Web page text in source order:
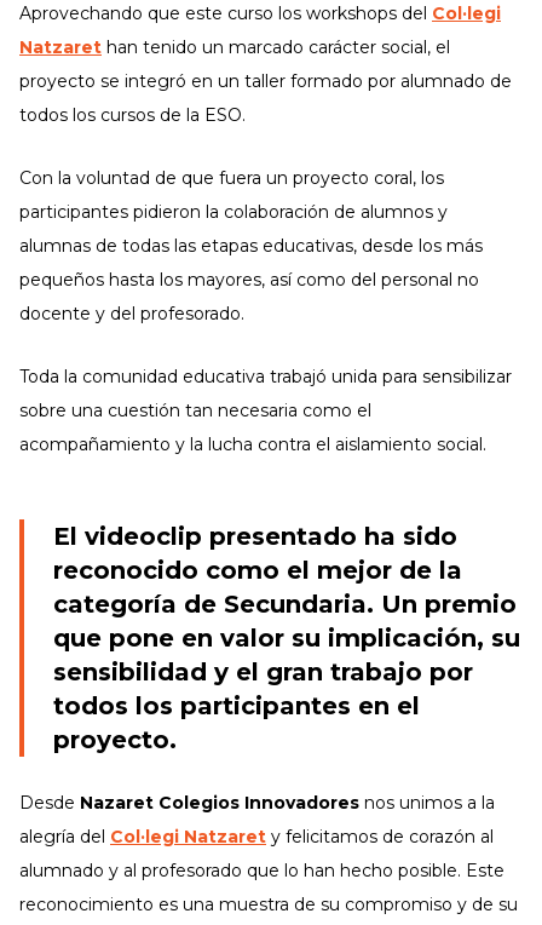
Aprovechando que este curso los workshops del Col·legi
Natzaret han tenido un marcado carácter social, el
proyecto se integró en un taller formado por alumnado de
todos los cursos de la ESO.
Con la voluntad de que fuera un proyecto coral, los
participantes pidieron la colaboración de alumnos y
alumnas de todas las etapas educativas, desde los más
pequeños hasta los mayores, así como del personal no
docente y del profesorado.
Toda la comunidad educativa trabajó unida para sensibilizar
sobre una cuestión tan necesaria como el
acompañamiento y la lucha contra el aislamiento social.
El videoclip presentado ha sido
reconocido como el mejor de la
categoría de Secundaria. Un premio
que pone en valor su implicación, su
sensibilidad y el gran trabajo por
todos los participantes en el
proyecto.
Desde Nazaret Colegios Innovadores nos unimos a la
alegría del Col·legi Natzaret y felicitamos de corazón al
alumnado y al profesorado que lo han hecho posible. Este
reconocimiento es una muestra de su compromiso y de su